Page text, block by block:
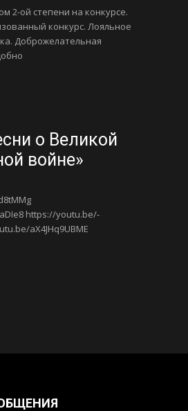
2-ой степени на конкурсе.
конкурс. Лояльное
Доброжелательная
о Великой
войне»
https://youtu.be/-
aX4JHq9UBME